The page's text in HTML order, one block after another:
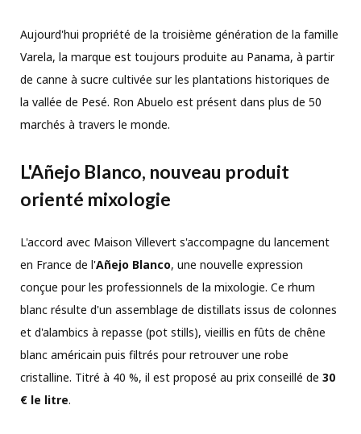
Aujourd'hui propriété de la troisième génération de la famille
Varela, la marque est toujours produite au Panama, à partir
de canne à sucre cultivée sur les plantations historiques de
la vallée de Pesé. Ron Abuelo est présent dans plus de 50
marchés à travers le monde.
L'Añejo Blanco, nouveau produit
orienté mixologie
L'accord avec Maison Villevert s'accompagne du lancement
en France de l'Añejo Blanco, une nouvelle expression
conçue pour les professionnels de la mixologie. Ce rhum
blanc résulte d'un assemblage de distillats issus de colonnes
et d'alambics à repasse (pot stills), vieillis en fûts de chêne
blanc américain puis filtrés pour retrouver une robe
cristalline. Titré à 40 %, il est proposé au prix conseillé de 30
€ le litre.